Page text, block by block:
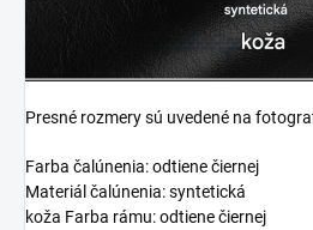
Presné rozmery sú uvedené na
Farba čalúnenia: odtiene čiernej
Materiál čalúnenia: syntetická
koža Farba rámu: odtiene čiernej